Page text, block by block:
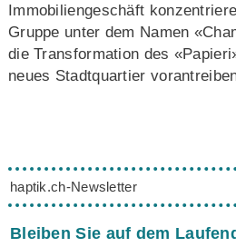
Immobiliengeschäft
Gruppe unter dem Namen
die Transformation des
neues Stadtquartier
haptik.ch-Newsletter
Bleiben Sie auf dem